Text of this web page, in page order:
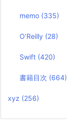
memo (335)
O’Reilly (28)
Swift (420)
書籍目次 (664)
xyz (256)